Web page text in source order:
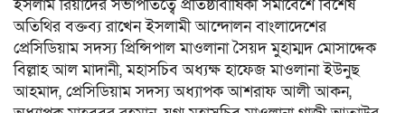
ইসলাম রিয়াদের সভাপতিত্বে প্রতিষ্ঠাবার্ষিকী সমাবেশে বিশেষ
অতিথির বক্তব্য রাখেন ইসলামী আন্দোলন বাংলাদেশের
প্রেসিডিয়াম সদস্য প্রিন্সিপাল মাওলানা সৈয়দ মুহাম্মদ মোসাদ্দেক
বিল্লাহ আল মাদানী, মহাসচিব অধ্যক্ষ হাফেজ মাওলানা ইউনুছ
আহমাদ, প্রেসিডিয়াম সদস্য অধ্যাপক আশরাফ আলী আকন,